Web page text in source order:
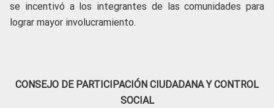
se incentivó a los integrantes de las comunidades para
lograr mayor involucramiento.
CONSEJO DE PARTICIPACIÓN CIUDADANA Y CONTROL
SOCIAL